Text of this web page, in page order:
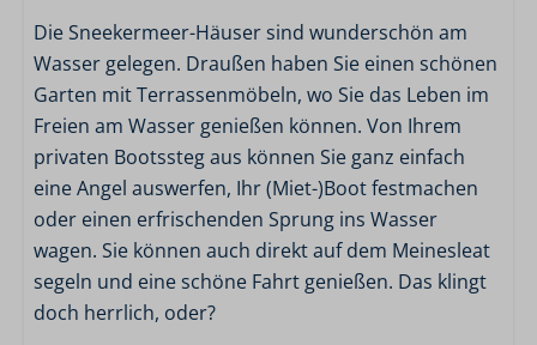
Snackbox
Speisen und Getränke
Raclette
Die Sneekermeer-Häuser sind wunderschön am
Wasser gelegen. Draußen haben Sie einen schönen
Garten mit Terrassenmöbeln, wo Sie das Leben im
Freien am Wasser genießen können. Von Ihrem
privaten Bootssteg aus können Sie ganz einfach
eine Angel auswerfen, Ihr (Miet-)Boot festmachen
oder einen erfrischenden Sprung ins Wasser
wagen. Sie können auch direkt auf dem Meinesleat
segeln und eine schöne Fahrt genießen. Das klingt
doch herrlich, oder?